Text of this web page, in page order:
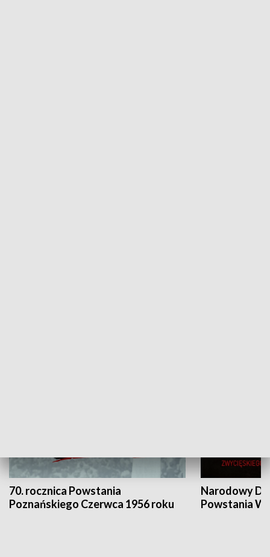
70. rocznica Powstania
Poznańskiego Czerwca 1956 roku
Narodowy
Powstania